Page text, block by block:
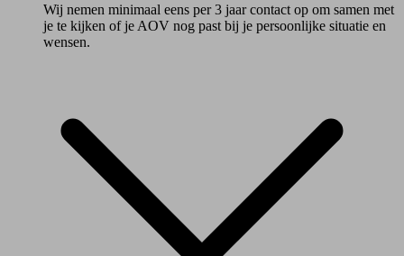
Wij nemen minimaal eens per 3 jaar contact op om samen met
je te kijken of je AOV nog past bij je persoonlijke situatie en
wensen.